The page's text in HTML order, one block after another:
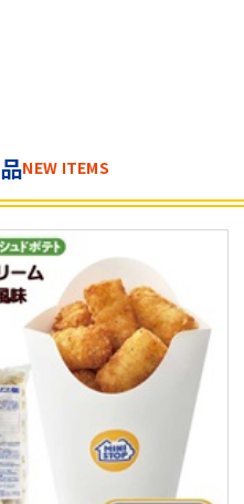
NEW ITEMS